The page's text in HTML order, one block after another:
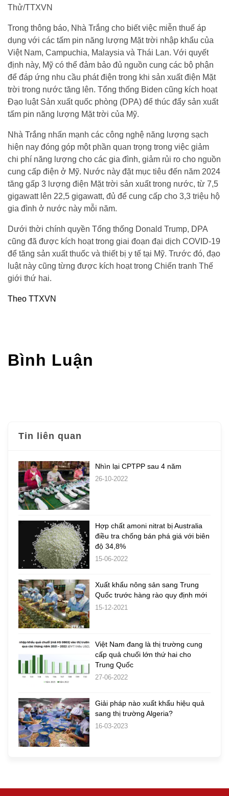
Thử/TTXVN
Trong thông báo, Nhà Trắng cho biết việc miễn thuế áp
dụng với các tấm pin năng lượng Mặt trời nhập khẩu của
Việt Nam, Campuchia, Malaysia và Thái Lan. Với quyết
định này, Mỹ có thể đảm bảo đủ nguồn cung các bộ phận
để đáp ứng nhu cầu phát điện trong khi sản xuất điện Mặt
trời trong nước tăng lên. Tổng thống Biden cũng kích hoạt
Đạo luật Sản xuất quốc phòng (DPA) để thúc đẩy sản xuất
tấm pin năng lượng Mặt trời của Mỹ.
Nhà Trắng nhấn mạnh các công nghệ năng lượng sạch
hiện nay đóng góp một phần quan trọng trong việc giảm
chi phí năng lượng cho các gia đình, giảm rủi ro cho nguồn
cung cấp điện ở Mỹ. Nước này đặt mục tiêu đến năm 2024
tăng gấp 3 lượng điện Mặt trời sản xuất trong nước, từ 7,5
gigawatt lên 22,5 gigawatt, đủ để cung cấp cho 3,3 triệu hộ
gia đình ở nước này mỗi năm.
Dưới thời chính quyền Tổng thống Donald Trump, DPA
cũng đã được kích hoạt trong giai đoạn đại dịch COVID-19
để tăng sản xuất thuốc và thiết bị y tế tại Mỹ. Trước đó, đạo
luật này cũng từng được kích hoạt trong Chiến tranh Thế
giới thứ hai.
Theo TTXVN
Bình Luận
Tin liên quan
Nhìn lại CPTPP sau 4 năm
26-10-2022
Hợp chất amoni nitrat bị Australia
điều tra chống bán phá giá với biên
độ 34,8%
15-06-2022
Xuất khẩu nông sản sang Trung
Quốc trước hàng rào quy định mới
15-12-2021
Việt Nam đang là thị trường cung
cấp quả chuối lớn thứ hai cho
Trung Quốc
27-06-2022
Giải pháp nào xuất khẩu hiệu quả
sang thị trường Algeria?
16-03-2023